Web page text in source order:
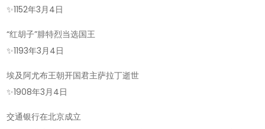
✨1152年3月4日
“红胡子”腓特烈当选国王
✨1193年3月4日
埃及阿尤布王朝开国君主萨拉丁逝世
✨1908年3月4日
交通银行在北京成立